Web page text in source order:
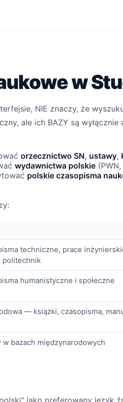
w
NIE znaczy, że
ale ich BAZY są
orzecznictwo SN, ustawy,
wydawnictwa polskie
polskie czasopisma
techniczne, prace
politechnik
humanistyczne i społeczne
— książki, czasopisma,
w bazach międzynarodowych